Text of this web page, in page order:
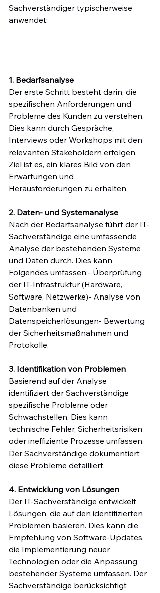
Sachverständiger typischerweise
anwendet:
1. Bedarfsanalyse
Der erste Schritt besteht darin, die
spezifischen Anforderungen und
Probleme des Kunden zu verstehen.
Dies kann durch Gespräche,
Interviews oder Workshops mit den
relevanten Stakeholdern erfolgen.
Ziel ist es, ein klares Bild von den
Erwartungen und
Herausforderungen zu erhalten.
2. Daten- und Systemanalyse
Nach der Bedarfsanalyse führt der IT-
Sachverständige eine umfassende
Analyse der bestehenden Systeme
und Daten durch. Dies kann
Folgendes umfassen:- Überprüfung
der IT-Infrastruktur (Hardware,
Software, Netzwerke)- Analyse von
Datenbanken und
Datenspeicherlösungen- Bewertung
der Sicherheitsmaßnahmen und
Protokolle.
3. Identifikation von Problemen
Basierend auf der Analyse
identifiziert der Sachverständige
spezifische Probleme oder
Schwachstellen. Dies kann
technische Fehler, Sicherheitsrisiken
oder ineffiziente Prozesse umfassen.
Der Sachverständige dokumentiert
diese Probleme detailliert.
4. Entwicklung von Lösungen
Der IT-Sachverständige entwickelt
Lösungen, die auf den identifizierten
Problemen basieren. Dies kann die
Empfehlung von Software-Updates,
die Implementierung neuer
Technologien oder die Anpassung
bestehender Systeme umfassen. Der
Sachverständige berücksichtigt